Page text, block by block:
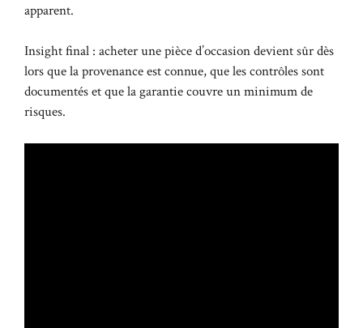
apparent.
Insight final : acheter une pièce d’occasion devient sûr dès
lors que la provenance est connue, que les contrôles sont
documentés et que la garantie couvre un minimum de
risques.